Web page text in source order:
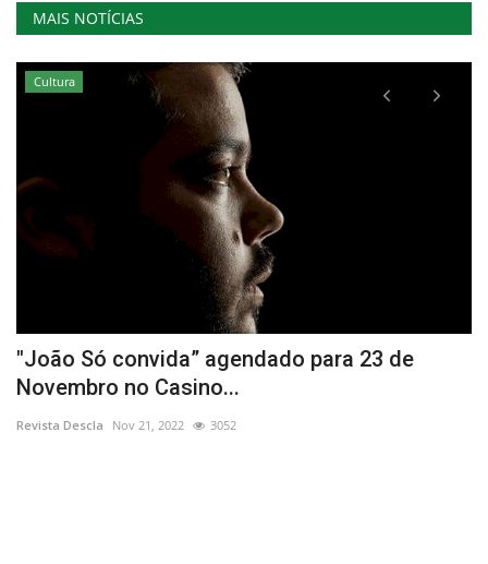
MAIS NOTÍCIAS
Cultura
"João Só convida” agendado para 23 de
Novembro no Casino...
Revista Descla Nov 21, 2022 3052